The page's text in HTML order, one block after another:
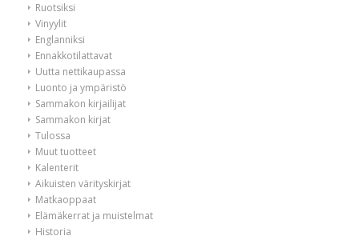
Ruotsiksi
Vinyylit
Englanniksi
Ennakkotilattavat
Uutta nettikaupassa
Luonto ja ympäristö
Sammakon kirjailijat
Sammakon kirjat
Tulossa
Muut tuotteet
Kalenterit
Aikuisten värityskirjat
Matkaoppaat
Elämäkerrat ja muistelmat
Historia